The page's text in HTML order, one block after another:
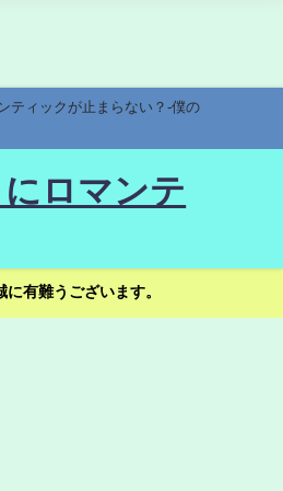
ティックが止まらない？-僕の
ロマンテ
有難うございます。